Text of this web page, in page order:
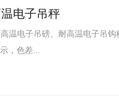
电子吊秤
温电子吊磅、耐高温电子吊
，色差...